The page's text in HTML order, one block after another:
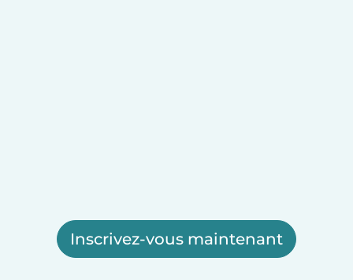
Inscrivez-vous maintenant